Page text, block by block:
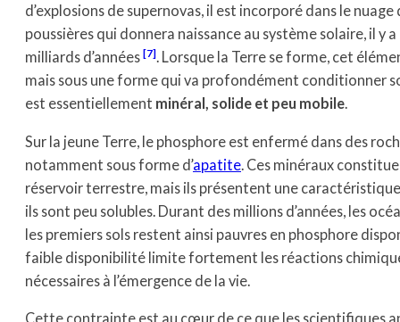
d’explosions de supernovas, il est incorporé dans le nuage
poussières qui donnera naissance au système solaire, il y
milliards d’années
7 . Lorsque la Terre se forme, cet
mais sous une forme qui va profondément conditionner
est essentiellement minéral, solide et peu mobile.
Sur la jeune Terre, le phosphore est enfermé dans des
notamment sous forme d’apatite . Ces minéraux
réservoir terrestre, mais ils présentent une
ils sont peu solubles. Durant des millions d’années, les
les premiers sols restent ainsi pauvres en phosphore
faible disponibilité limite fortement les réactions
nécessaires à l’émergence de la vie.
Cette contrainte est au cœur de ce que les scientifiques